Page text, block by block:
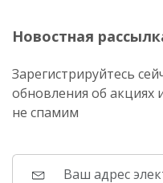
Новостная
Зарегистрируйтесь
обновления об акциях
не спамим